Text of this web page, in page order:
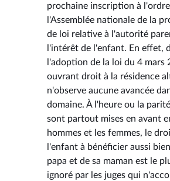
prochaine inscription à
l'Assemblée nationale de la
de loi relative à l'autorité
l'intérêt de l'enfant. En effet,
l'adoption de la loi du 4 mars
ouvrant droit à la résidence
n'observe aucune avancée
domaine. À l'heure ou la
sont partout mises en avant
hommes et les femmes, le
l'enfant à bénéficier aussi
papa et de sa maman est le
ignoré par les juges qui